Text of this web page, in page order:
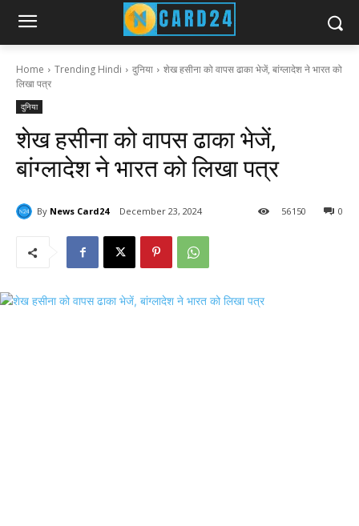
Home Trending Hindi दुनिया
शेख हसीना को वापस ढाका भेजें, बांग्लादेश ने भारत को
लिखा पत्र
दुनिया
शेख हसीना को वापस ढाका भेजें,
बांग्लादेश ने भारत को लिखा पत्र
By News Card24 December 23, 2024 0
56150